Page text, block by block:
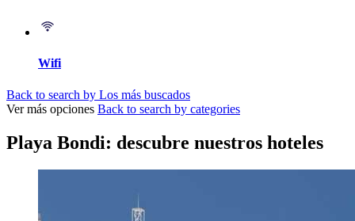
Wifi
Back to search by Los más buscados
Ver más opciones Back to search by categories
Playa Bondi: descubre nuestros hoteles